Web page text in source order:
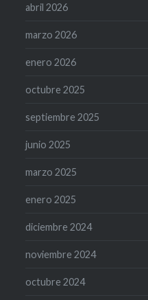
abril 2026
marzo 2026
enero 2026
octubre 2025
septiembre 2025
junio 2025
marzo 2025
enero 2025
diciembre 2024
noviembre 2024
octubre 2024